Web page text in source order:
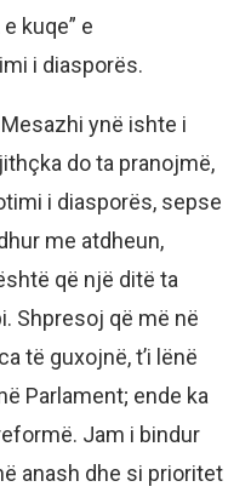
kuqe” e
i diasporës.
ynë ishte i
do ta pranojmë,
i diasporës, sepse
me atdheun,
që një ditë ta
Shpresoj që më në
të guxojnë, t’i lënë
Parlament; ende ka
Jam i bindur
anash dhe si prioritet